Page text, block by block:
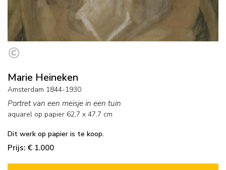
Marie Heineken
Amsterdam 1844-1930
Portret van een meisje in een tuin
aquarel op papier 62,7 x 47,7 cm
Dit werk op papier is te koop.
Prijs: € 1.000